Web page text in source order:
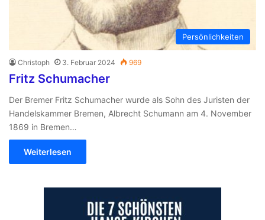
Persönlichkeiten
Christoph 3. Februar 2024 969
Fritz Schumacher
Der Bremer Fritz Schumacher wurde als Sohn des Juristen der
Handelskammer Bremen, Albrecht Schumann am 4. November
1869 in Bremen…
Weiterlesen